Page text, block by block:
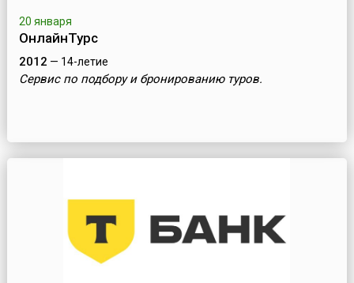
20 января
ОнлайнТурс
2012 — 14-летие
Сервис по подбору и бронированию туров.